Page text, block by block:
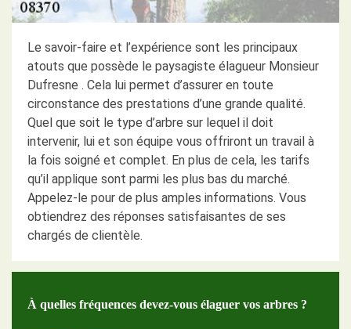
Le savoir-faire et l’expérience sont les principaux
atouts que possède le paysagiste élagueur Monsieur
Dufresne . Cela lui permet d’assurer en toute
circonstance des prestations d’une grande qualité.
Quel que soit le type d’arbre sur lequel il doit
intervenir, lui et son équipe vous offriront un travail à
la fois soigné et complet. En plus de cela, les tarifs
qu’il applique sont parmi les plus bas du marché.
Appelez-le pour de plus amples informations. Vous
obtiendrez des réponses satisfaisantes de ses
chargés de clientèle.
À quelles fréquences devez-vous élaguer vos arbres ?